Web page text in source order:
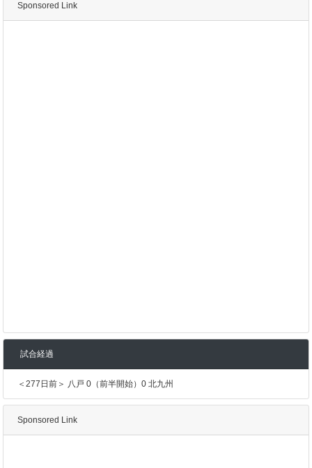
Sponsored Link
試合経過
＜277日前＞ 八戸 0（前半開始）0 北九州
Sponsored Link